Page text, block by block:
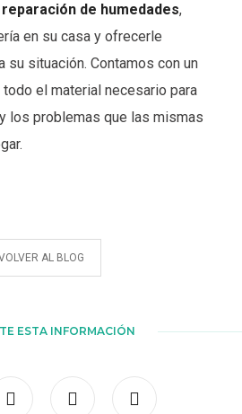
reparación de humedades,
en su casa y ofrecerle
su situación. Contamos con un
el material necesario para
los problemas que las mismas
AL BLOG
ESTA INFORMACIÓN